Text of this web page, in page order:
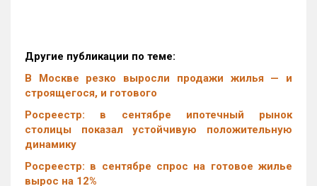
Другие публикации по теме:
В Москве резко выросли продажи жилья — и
строящегося, и готового
Росреестр: в сентябре ипотечный рынок
столицы показал устойчивую положительную
динамику
Росреестр: в сентябре спрос на готовое жилье
вырос на 12%